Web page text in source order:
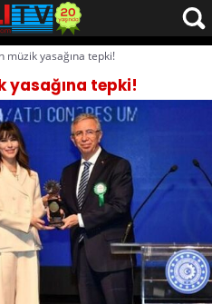
müzik yasağına tepki!
yasağına tepki!